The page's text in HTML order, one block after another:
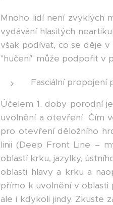
Mnoho lidí není zvyklých
vydávání hlasitých
však podívat, co se děje
"hučení" může podpořit v
Fasciální propojení
Účelem 1. doby porodní
uvolnění a otevření. Čím
pro otevření děložního
linii (Deep Front Line –
oblastí krku, jazylky,
oblasti hlavy a krku a
přímo k uvolnění v oblasti
ale i kdykoli jindy. Zkuste